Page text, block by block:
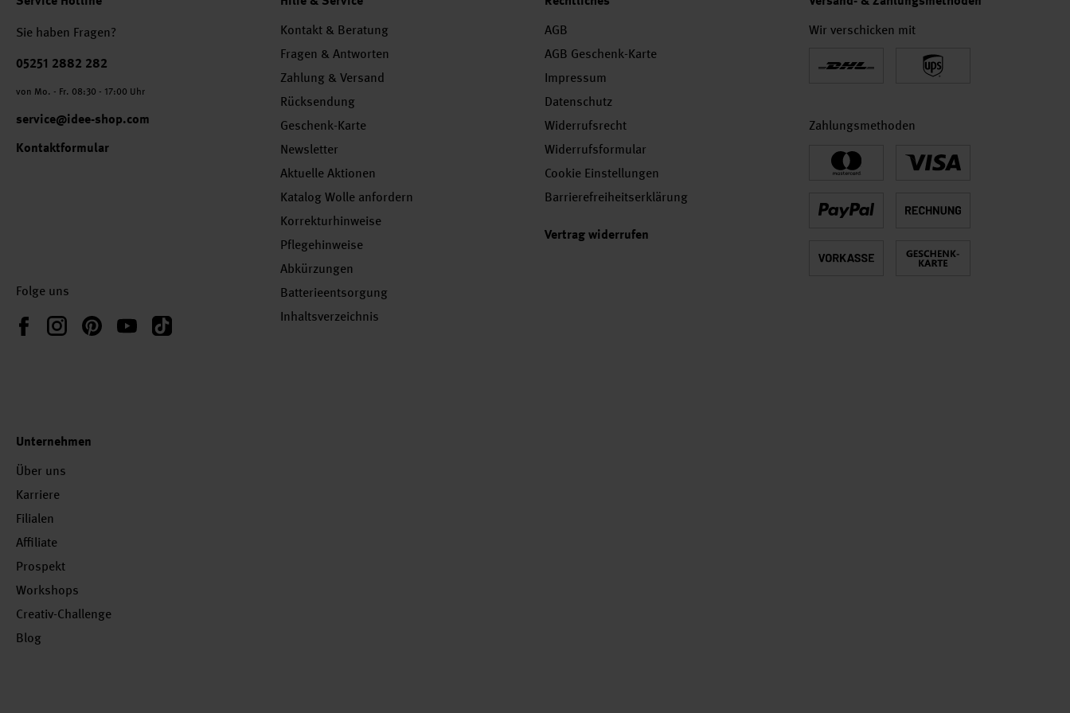
Sie haben Fragen?
Telefonnummer
05251 2882 282
von Mo. - Fr. 08:30 - 17:00 Uhr
service@idee-shop.com
Kontaktformular
Folge uns
FacebookInstagramPinterestYouTubeTikTok
Kontakt & Beratung
Fragen & Antworten
Zahlung & Versand
Rücksendung
Geschenk-Karte
Newsletter
Aktuelle Aktionen
Katalog Wolle anfordern
Korrekturhinweise
Pflegehinweise
Abkürzungen
Batterieentsorgung
Inhaltsverzeichnis
AGB
AGB Geschenk-Karte
Impressum
Datenschutz
Widerrufsrecht
Widerrufsformular
Cookie Einstellungen
Barrierefreiheitserklärung
Vertrag widerrufen
Wir verschicken mit
Zahlungsmethoden
Unternehmen
Über uns
Karriere
Filialen
Affiliate
Prospekt
Workshops
Creativ-Challenge
Blog